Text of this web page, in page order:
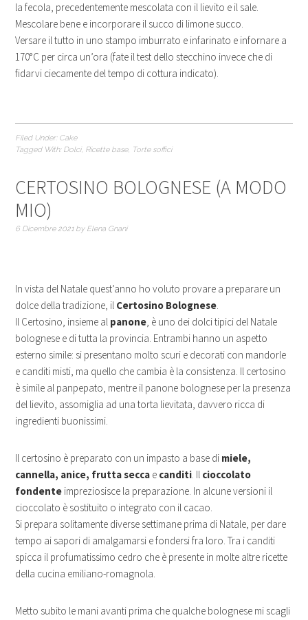
la fecola, precedentemente mescolata con il lievito e il sale.
Mescolare bene e incorporare il succo di limone succo.
Versare il tutto in uno stampo imburrato e infarinato e infornare a
170°C per circa un’ora (fate il test dello stecchino invece che di
fidarvi ciecamente del tempo di cottura indicato).
Filed Under: Cake
Tagged With: Dolci, Ricette base, Torte soffici
CERTOSINO BOLOGNESE (A MODO
MIO)
6 Dicembre 2021by Elena Gnani
In vista del Natale quest’anno ho voluto provare a preparare un
dolce della tradizione, il Certosino Bolognese.
Il Certosino, insieme al panone, è uno dei dolci tipici del Natale
bolognese e di tutta la provincia. Entrambi hanno un aspetto
esterno simile: si presentano molto scuri e decorati con mandorle
e canditi misti, ma quello che cambia è la consistenza. Il certosino
è simile al panpepato, mentre il panone bolognese per la presenza
del lievito, assomiglia ad una torta lievitata, davvero ricca di
ingredienti buonissimi.
Il certosino è preparato con un impasto a base di miele,
cannella, anice, frutta secca e canditi. Il cioccolato
fondente impreziosisce la preparazione. In alcune versioni il
cioccolato è sostituito o integrato con il cacao.
Si prepara solitamente diverse settimane prima di Natale, per dare
tempo ai sapori di amalgamarsi e fondersi fra loro. Tra i canditi
spicca il profumatissimo cedro che è presente in molte altre ricette
della cucina emiliano-romagnola.
Metto subito le mani avanti prima che qualche bolognese mi scagli